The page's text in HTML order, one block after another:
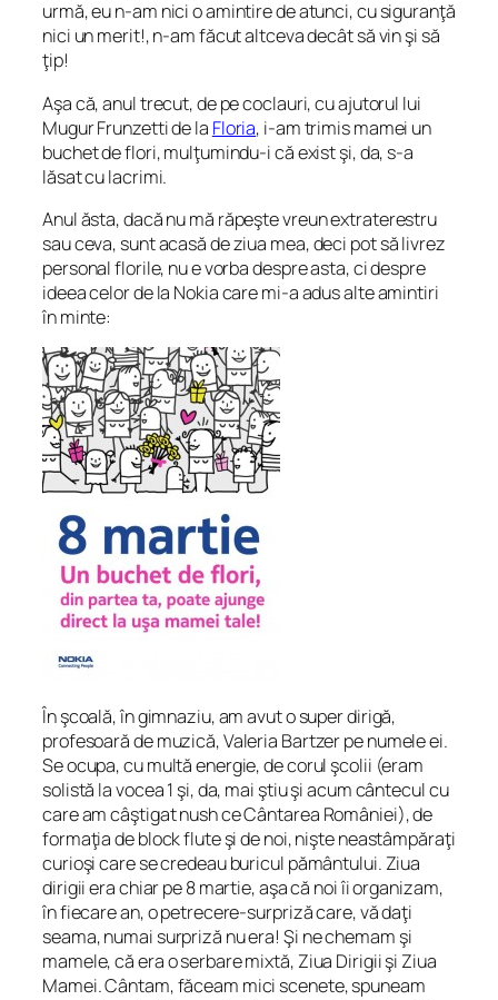
urmă, eu n-am nici o amintire de atunci, cu siguranţă
nici un merit!, n-am făcut altceva decât să vin şi să
ţip!
Aşa că, anul trecut, de pe coclauri, cu ajutorul lui
Mugur Frunzetti de la Floria, i-am trimis mamei un
buchet de flori, mulţumindu-i că exist şi, da, s-a
lăsat cu lacrimi.
Anul ăsta, dacă nu mă răpeşte vreun extraterestru
sau ceva, sunt acasă de ziua mea, deci pot să livrez
personal florile, nu e vorba despre asta, ci despre
ideea celor de la Nokia care mi-a adus alte amintiri
în minte:
În şcoală, în gimnaziu, am avut o super dirigă,
profesoară de muzică, Valeria Bartzer pe numele ei.
Se ocupa, cu multă energie, de corul şcolii (eram
solistă la vocea 1 şi, da, mai ştiu şi acum cântecul cu
care am câştigat nush ce Cântarea României), de
formaţia de block flute şi de noi, nişte neastâmpăraţi
curioşi care se credeau buricul pământului. Ziua
dirigii era chiar pe 8 martie, aşa că noi îi organizam,
în fiecare an, o petrecere-surpriză care, vă daţi
seama, numai surpriză nu era! Şi ne chemam şi
mamele, că era o serbare mixtă, Ziua Dirigii şi Ziua
Mamei. Cântam, făceam mici scenete, spuneam